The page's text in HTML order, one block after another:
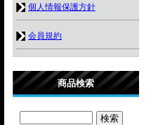
個人情報保護方針
会員規約
商品検索